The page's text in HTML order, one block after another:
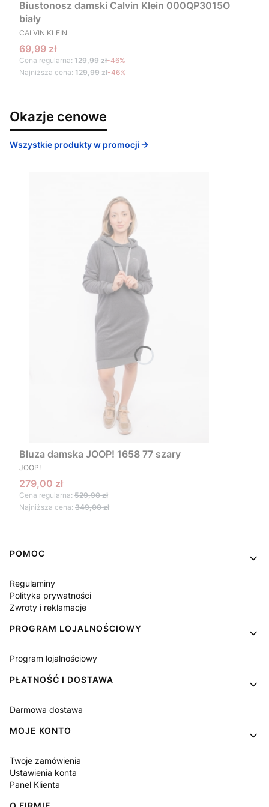
Biustonosz damski Calvin Klein 000QP3015O
biały
PRODUCENT
CALVIN KLEIN
Cena promocyjna
69,99 zł
Cena regularna: 129,99 zł-46%
Najniższa cena: 129,99 zł-46%
Okazje cenowe
Wszystkie produkty w promocji
Bluza damska JOOP! 1658 77 szary
PRODUCENT
JOOP!
Cena promocyjna
279,00 zł
Cena regularna: 529,90 zł
Najniższa cena: 349,00 zł
Linki w stopce
POMOC
Regulaminy
Polityka prywatności
Zwroty i reklamacje
PROGRAM LOJALNOŚCIOWY
Program lojalnościowy
PŁATNOŚĆ I DOSTAWA
Darmowa dostawa
MOJE KONTO
Twoje zamówienia
Ustawienia konta
Panel Klienta